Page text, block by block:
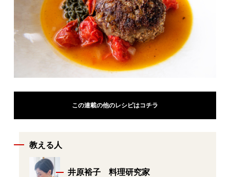
この連載の他のレシピはコチラ
教える人
井原裕子 料理研究家